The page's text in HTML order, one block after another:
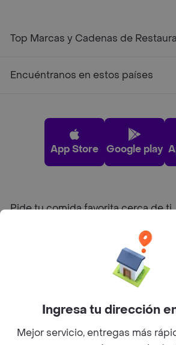
Top Marcas y Cadenas de
Encuéntranos en estos países
App Store Google play
Pide tu comida favorita cerca de ti
Sobre Rappi
Ingresa tu dirección
Mejor servicio, entregas más